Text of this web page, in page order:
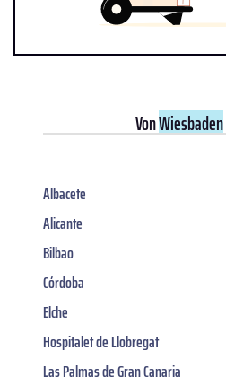
VonWiesbaden
Albacete
Alicante
Bilbao
Córdoba
Elche
Hospitalet de Llobregat
Las Palmas de Gran Canaria